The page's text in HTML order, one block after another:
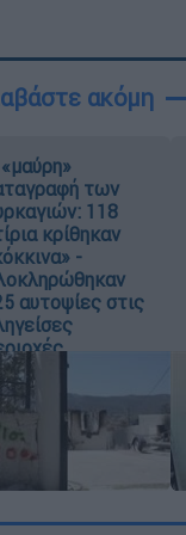
ακόμη
των
118
κρίθηκαν
-
αυτοψίες στις